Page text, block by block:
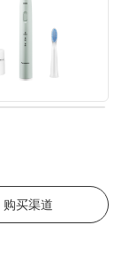
购买渠道